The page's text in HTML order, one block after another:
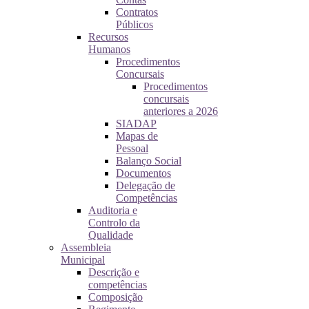
Contratos
Públicos
Recursos
Humanos
Procedimentos
Concursais
Procedimentos
concursais
anteriores a 2026
SIADAP
Mapas de
Pessoal
Balanço Social
Documentos
Delegação de
Competências
Auditoria e
Controlo da
Qualidade
Assembleia
Municipal
Descrição e
competências
Composição